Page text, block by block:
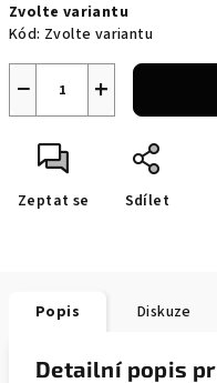
cena:
Zvolte variantu
Kód: Zvolte variantu
+
−
Zeptat se Sdílet
Popis Diskuze
Detailní popis